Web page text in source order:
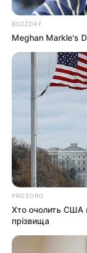
Культура
Нам пишуть
Партнерські
Події
Політика
Спорт
Схеми
BUZZDAY
Meghan Markle's
PROZORO
Хто очолить США
прізвища